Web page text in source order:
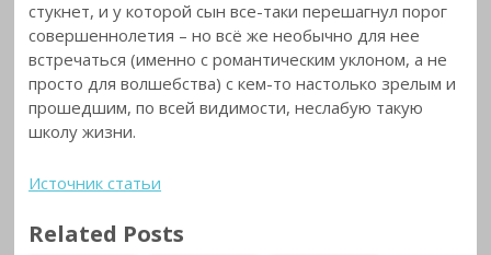
стукнет, и у которой сын все-таки перешагнул порог
совершеннолетия – но всё же необычно для нее
встречаться (именно с романтическим уклоном, а не
просто для волшебства) с кем-то настолько зрелым и
прошедшим, по всей видимости, неслабую такую
школу жизни.
Источник статьи
Related Posts